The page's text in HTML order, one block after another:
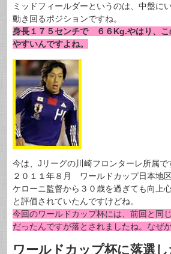
ミッドフィールダーというのは、中盤に
動き回るポジションですね。
身長１７５センチで ６６Kg.やはり、こ
やすいんですよね。
今は、Jリーグの川崎フロンターレ所属で
２０１１年８月 ワールドカップ日本地
ケローニ監督から３０歳を過ぎても向上
と評価されていたんですけどね。
今回のワールドカップ杯には、前回と同
だったんですが落とされましたね。なぜ
ワールドカップ杯に落選